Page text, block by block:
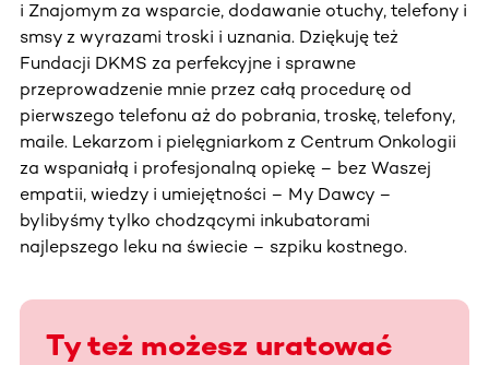
i Znajomym za wsparcie, dodawanie otuchy, telefony i
smsy z wyrazami troski i uznania. Dziękuję też
Fundacji DKMS za perfekcyjne i sprawne
przeprowadzenie mnie przez całą procedurę od
pierwszego telefonu aż do pobrania, troskę, telefony,
maile. Lekarzom i pielęgniarkom z Centrum Onkologii
za wspaniałą i profesjonalną opiekę – bez Waszej
empatii, wiedzy i umiejętności – My Dawcy –
bylibyśmy tylko chodzącymi inkubatorami
najlepszego leku na świecie – szpiku kostnego.
Ty też możesz uratować